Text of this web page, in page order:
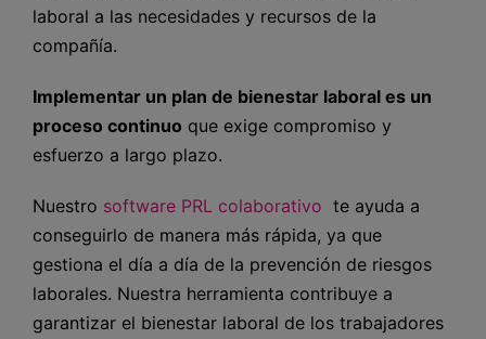
laboral a las necesidades y recursos de la
compañía.
Implementar un plan de bienestar laboral es un
proceso continuo que exige compromiso y
esfuerzo a largo plazo.
Nuestro software PRL colaborativo te ayuda a
conseguirlo de manera más rápida, ya que
gestiona el día a día de la prevención de riesgos
laborales. Nuestra herramienta contribuye a
garantizar el bienestar laboral de los trabajadores